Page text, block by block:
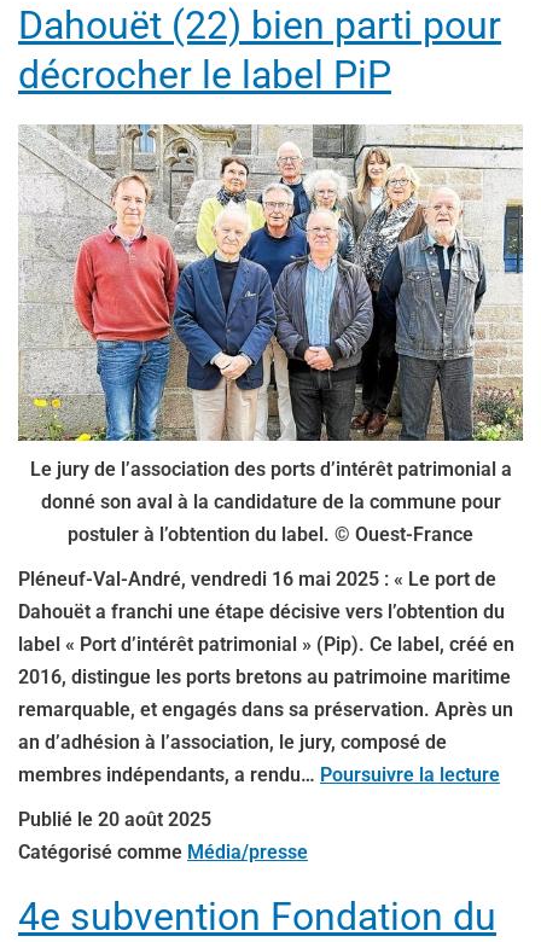
Dahouët (22) bien parti pour
décrocher le label PiP
Le jury de l’association des ports d’intérêt patrimonial a
donné son aval à la candidature de la commune pour
postuler à l’obtention du label. © Ouest-France
Pléneuf-Val-André, vendredi 16 mai 2025 : « Le port de
Dahouët a franchi une étape décisive vers l’obtention du
label « Port d’intérêt patrimonial » (Pip). Ce label, créé en
2016, distingue les ports bretons au patrimoine maritime
remarquable, et engagés dans sa préservation. Après un
an d’adhésion à l’association, le jury, composé de
membres indépendants, a rendu… Poursuivre la lecture
Publié le 20 août 2025
Catégorisé comme Média/presse
4e subvention Fondation du